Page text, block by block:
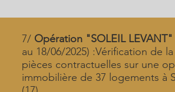
7/ Opération "SOLEIL LEVANT"
au 18/06/2025) :Vérification de
pièces contractuelles sur une
immobilière de 37 logements à